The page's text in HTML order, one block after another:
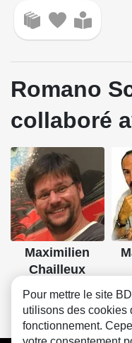
Romano
collaboré
Maximilien
Chailleux
Pour mettre le site
utilisons des cookies
fonctionnement.